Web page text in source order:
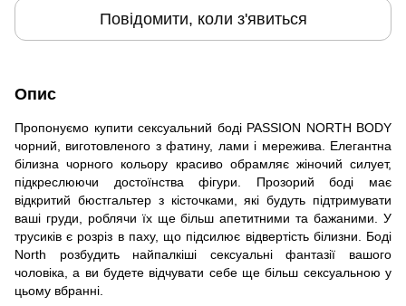
Повідомити, коли з'явиться
Опис
Пропонуємо купити сексуальний боді PASSION NORTH BODY
чорний, виготовленого з фатину, лами і мережива. Елегантна
білизна чорного кольору красиво обрамляє жіночий силует,
підкреслюючи достоїнства фігури. Прозорий боді має
відкритий бюстгальтер з кісточками, які будуть підтримувати
ваші груди, роблячи їх ще більш апетитними та бажаними. У
трусиків є розріз в паху, що підсилює відвертість білизни. Боді
North розбудить найпалкіші сексуальні фантазії вашого
чоловіка, а ви будете відчувати себе ще більш сексуальною у
цьому вбранні.